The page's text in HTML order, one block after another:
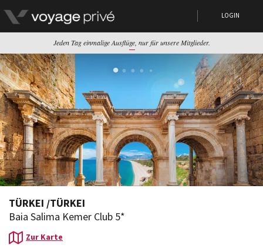
LOGIN
Jeden Tag einmalige Ausflüge, nur für unsere Mitglieder.
TÜRKEI /TÜRKEI
Baia Salima Kemer Club 5*
Zur Karte